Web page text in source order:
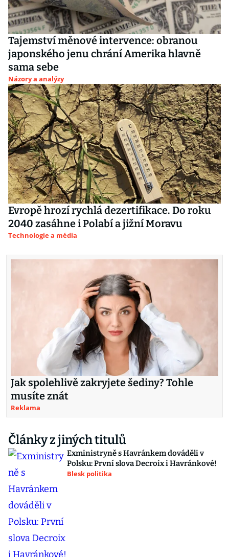
Tajemství měnové intervence: obranou
japonského jenu chrání Amerika hlavně
sama sebe
Názory a analýzy
Evropě hrozí rychlá dezertifikace. Do roku
2040 zasáhne i Polabí a jižní Moravu
Technologie a média
Jak spolehlivě zakryjete šediny? Tohle
musíte znát
Reklama
Články z jiných titulů
Exministryně s Havránkem dováděli v
Polsku: První slova Decroix i Havránkové!
Blesk politika